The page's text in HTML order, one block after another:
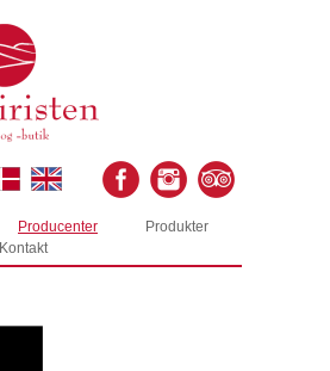
Producenter
Produkter
Kontakt